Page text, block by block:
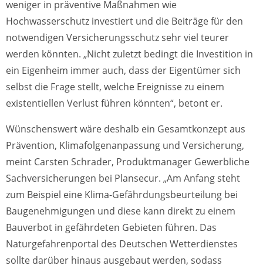
weniger in präventive Maßnahmen wie
Hochwasserschutz investiert und die Beiträge für den
notwendigen Versicherungsschutz sehr viel teurer
werden könnten. „Nicht zuletzt bedingt die Investition in
ein Eigenheim immer auch, dass der Eigentümer sich
selbst die Frage stellt, welche Ereignisse zu einem
existentiellen Verlust führen könnten“, betont er.
Wünschenswert wäre deshalb ein Gesamtkonzept aus
Prävention, Klimafolgenanpassung und Versicherung,
meint Carsten Schrader, Produktmanager Gewerbliche
Sachversicherungen bei Plansecur. „Am Anfang steht
zum Beispiel eine Klima-Gefährdungsbeurteilung bei
Baugenehmigungen und diese kann direkt zu einem
Bauverbot in gefährdeten Gebieten führen. Das
Naturgefahrenportal des Deutschen Wetterdienstes
sollte darüber hinaus ausgebaut werden, sodass